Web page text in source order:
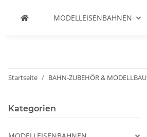
MODELLEISENBAHNEN
Startseite BAHN-ZUBEHÖR & MODELLBAU
Kategorien